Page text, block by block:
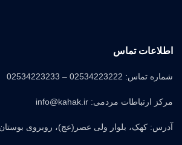
اطلاعات تماس
شماره تماس: 02534223222 – 02534223233
مرکز ارتباطات مردمی: info@kahak.ir
آدرس: کهک، بلوار ولی عصر(عج)، روبروی